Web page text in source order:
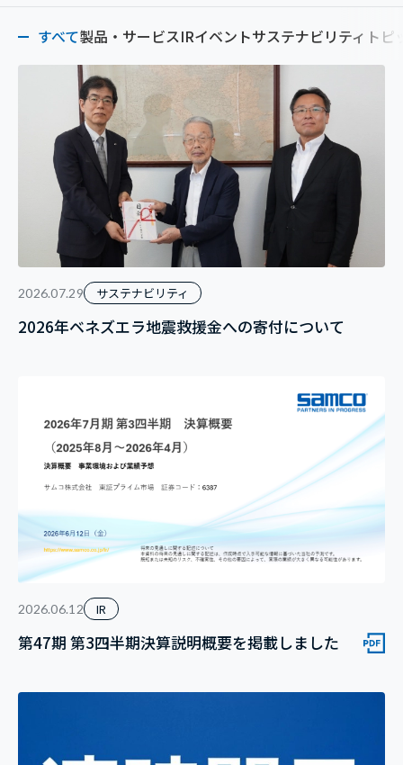
すべて製品・サービスIRイベントサステナビリティ トピ
2026.07.29 サステナビリティ
2026年ベネズエラ地震救援金への寄付について
2026.06.12 IR
第47期 第3四半期決算説明概要を掲載しました